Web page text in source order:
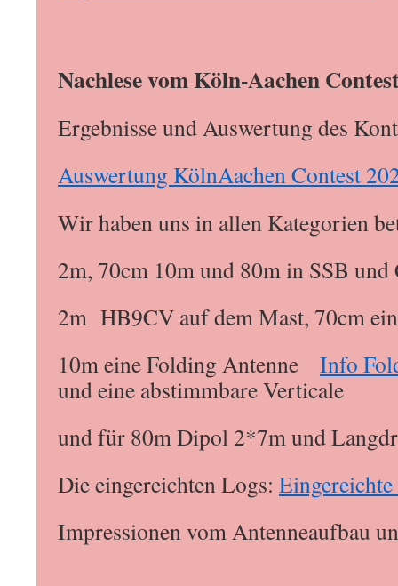
Nachlese vom Köln-Aachen
Ergebnisse und Auswertung des
Auswertung KölnAachen Contest
Wir haben uns in allen Kategorien
2m, 70cm 10m und 80m in SSB
2m HB9CV auf dem Mast, 70cm
10m eine Folding Antenne Info
und eine abstimmbare Verticale
und für 80m Dipol 2*7m und
Die eingereichten Logs:
Impressionen vom Antenneaufbau